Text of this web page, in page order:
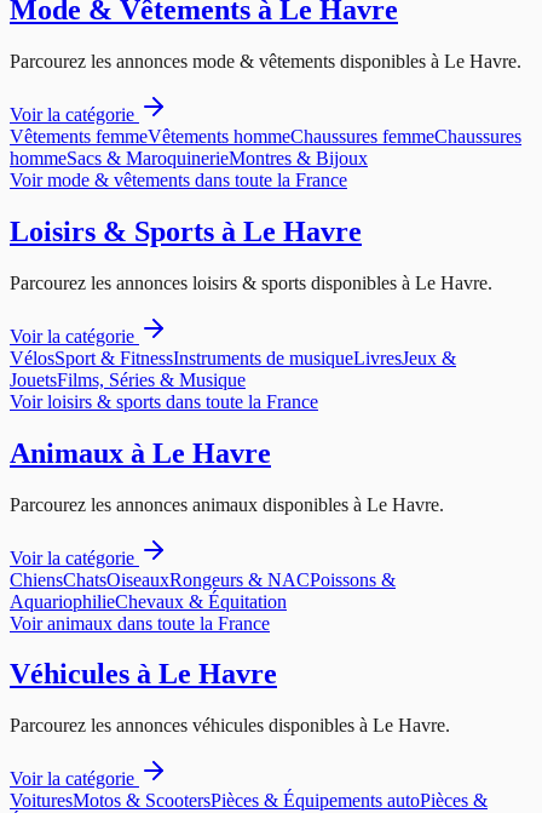
Mode & Vêtements à Le Havre
Parcourez les annonces mode & vêtements disponibles à Le Havre.
Voir la catégorie
Vêtements femmeVêtements hommeChaussures femmeChaussures
hommeSacs & MaroquinerieMontres & Bijoux
Voirmode & vêtements dans toute la France
Loisirs & Sports à Le Havre
Parcourez les annonces loisirs & sports disponibles à Le Havre.
Voir la catégorie
VélosSport & FitnessInstruments de musiqueLivresJeux &
JouetsFilms, Séries & Musique
Voirloisirs & sports dans toute la France
Animaux à Le Havre
Parcourez les annonces animaux disponibles à Le Havre.
Voir la catégorie
ChiensChatsOiseauxRongeurs & NACPoissons &
AquariophilieChevaux & Équitation
Voiranimaux dans toute la France
Véhicules à Le Havre
Parcourez les annonces véhicules disponibles à Le Havre.
Voir la catégorie
VoituresMotos & ScootersPièces & Équipements autoPièces &